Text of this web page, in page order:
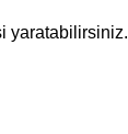
yaratabilirsiniz.